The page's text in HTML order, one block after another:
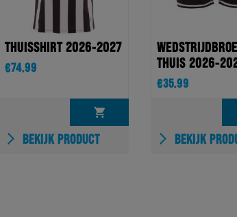
THUISSHIRT 2026-2027
€74.99
BEKIJK PRODUCT
THUIS 2026-
€35.99
BEKIJK